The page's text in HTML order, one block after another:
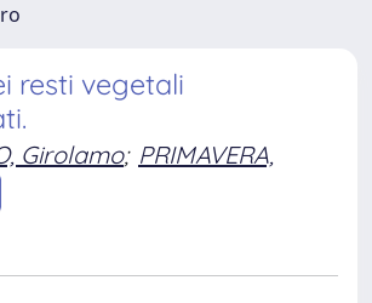
resti vegetali
Girolamo; PRIMAVERA,